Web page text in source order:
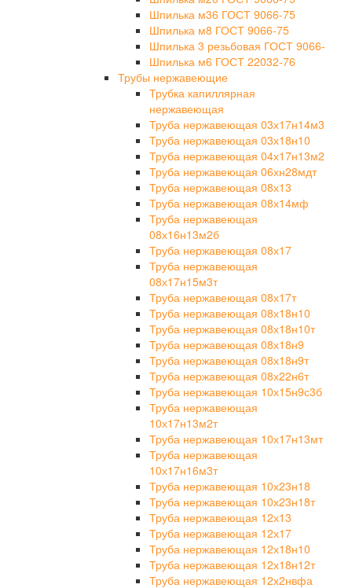
Шпилька м36 ГОСТ 9066-75
Шпилька м8 ГОСТ 9066-75
Шпилька 3 резьбовая ГОСТ 9066-
Шпилька м6 ГОСТ 22032-76
Трубы нержавеющие
Трубка капиллярная
нержавеющая
Труба нержавеющая 03х17н14м3
Труба нержавеющая 03х18н10
Труба нержавеющая 04х17н13м2
Труба нержавеющая 06хн28мдт
Труба нержавеющая 08х13
Труба нержавеющая 08х14мф
Труба нержавеющая
08х16н13м2б
Труба нержавеющая 08х17
Труба нержавеющая
08х17н15м3т
Труба нержавеющая 08х17т
Труба нержавеющая 08х18н10
Труба нержавеющая 08х18н10т
Труба нержавеющая 08х18н9
Труба нержавеющая 08х18н9т
Труба нержавеющая 08х22н6т
Труба нержавеющая 10х15н9с3б
Труба нержавеющая
10х17н13м2т
Труба нержавеющая 10х17н13мт
Труба нержавеющая
10х17н16м3т
Труба нержавеющая 10х23н18
Труба нержавеющая 10х23н18т
Труба нержавеющая 12х13
Труба нержавеющая 12х17
Труба нержавеющая 12х18н10
Труба нержавеющая 12х18н12т
Труба нержавеющая 12х2нвфа